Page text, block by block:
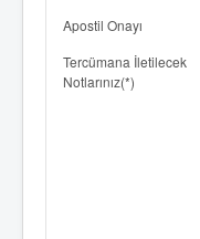
Apostil Onayı
Tercümana İletilecek
Notlarınız(*)